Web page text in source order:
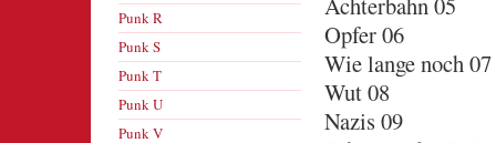
Punk R
Punk S
Punk T
Punk U
Punk V
Opfer 06
Wie lange noch 07
Wut 08
Nazis 09